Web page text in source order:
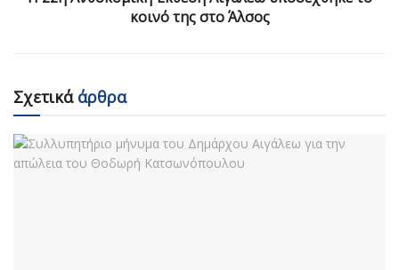
κοινό της στο Άλσος
Σχετικάάρθρα